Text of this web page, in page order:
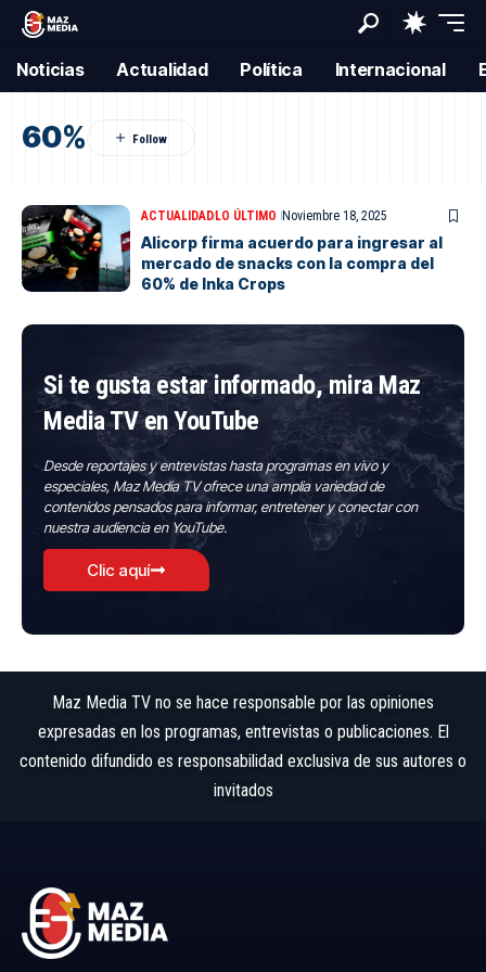
Noticias Actualidad Política Internacional
60%
ACTUALIDADLO ÚLTIMO Noviembre 18, 2025
Alicorp firma acuerdo para ingresar al
mercado de snacks con la compra del
60% de Inka Crops
Si te gusta estar informado, mira Maz
Media TV en YouTube
Desde reportajes y entrevistas hasta programas en vivo y
especiales, Maz Media TV ofrece una amplia variedad de
contenidos pensados para informar, entretener y conectar con
nuestra audiencia en YouTube.
Clic aquí
Maz Media TV no se hace responsable por las opiniones
expresadas en los programas, entrevistas o publicaciones. El
contenido difundido es responsabilidad exclusiva de sus autores o
invitados